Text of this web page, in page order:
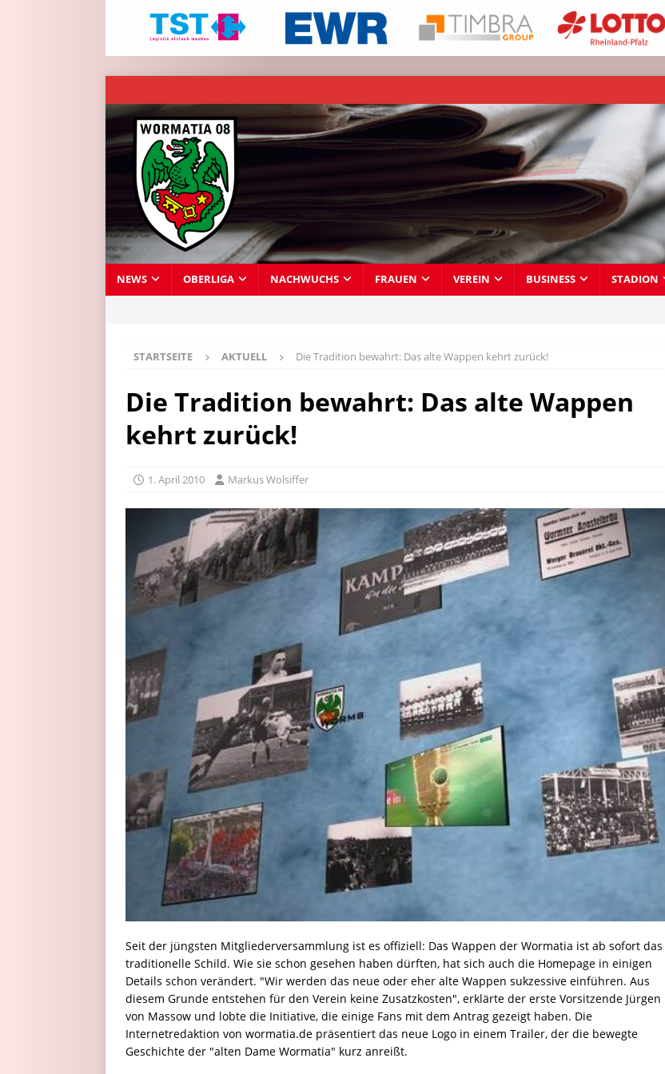
NEWS OBERLIGA NACHWUCHS FRAUEN VEREIN BUSINESS STADION
STARTSEITE AKTUELL Die Tradition bewahrt: Das alte Wappen kehrt zurück!
Die Tradition bewahrt: Das alte Wappen
kehrt zurück!
1. April 2010 Markus Wolsiffer
Seit der jüngsten Mitgliederversammlung ist es offiziell: Das Wappen der Wormatia ist ab sofort das
traditionelle Schild. Wie sie schon gesehen haben dürften, hat sich auch die Homepage in einigen
Details schon verändert. "Wir werden das neue oder eher alte Wappen sukzessive einführen. Aus
diesem Grunde entstehen für den Verein keine Zusatzkosten", erklärte der erste Vorsitzende Jürgen
von Massow und lobte die Initiative, die einige Fans mit dem Antrag gezeigt haben. Die
Internetredaktion von wormatia.de präsentiert das neue Logo in einem Trailer, der die bewegte
Geschichte der "alten Dame Wormatia" kurz anreißt.